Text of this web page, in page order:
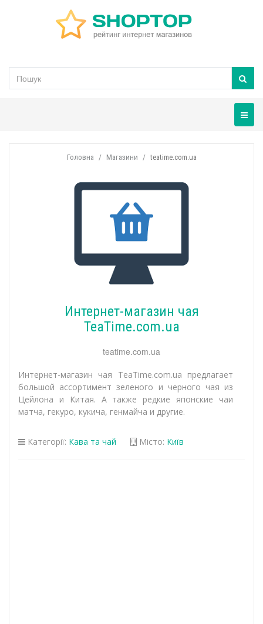
Головна Магазини teatime.com.ua
Интернет-магазин чая
TeaTime.com.ua
teatime.com.ua
Интернет-магазин чая TeaTime.com.ua предлагает
большой ассортимент зеленого и черного чая из
Цейлона и Китая. А также редкие японские чаи
матча, гекуро, кукича, генмайча и другие.
Категорії: Кава та чай Місто: Київ